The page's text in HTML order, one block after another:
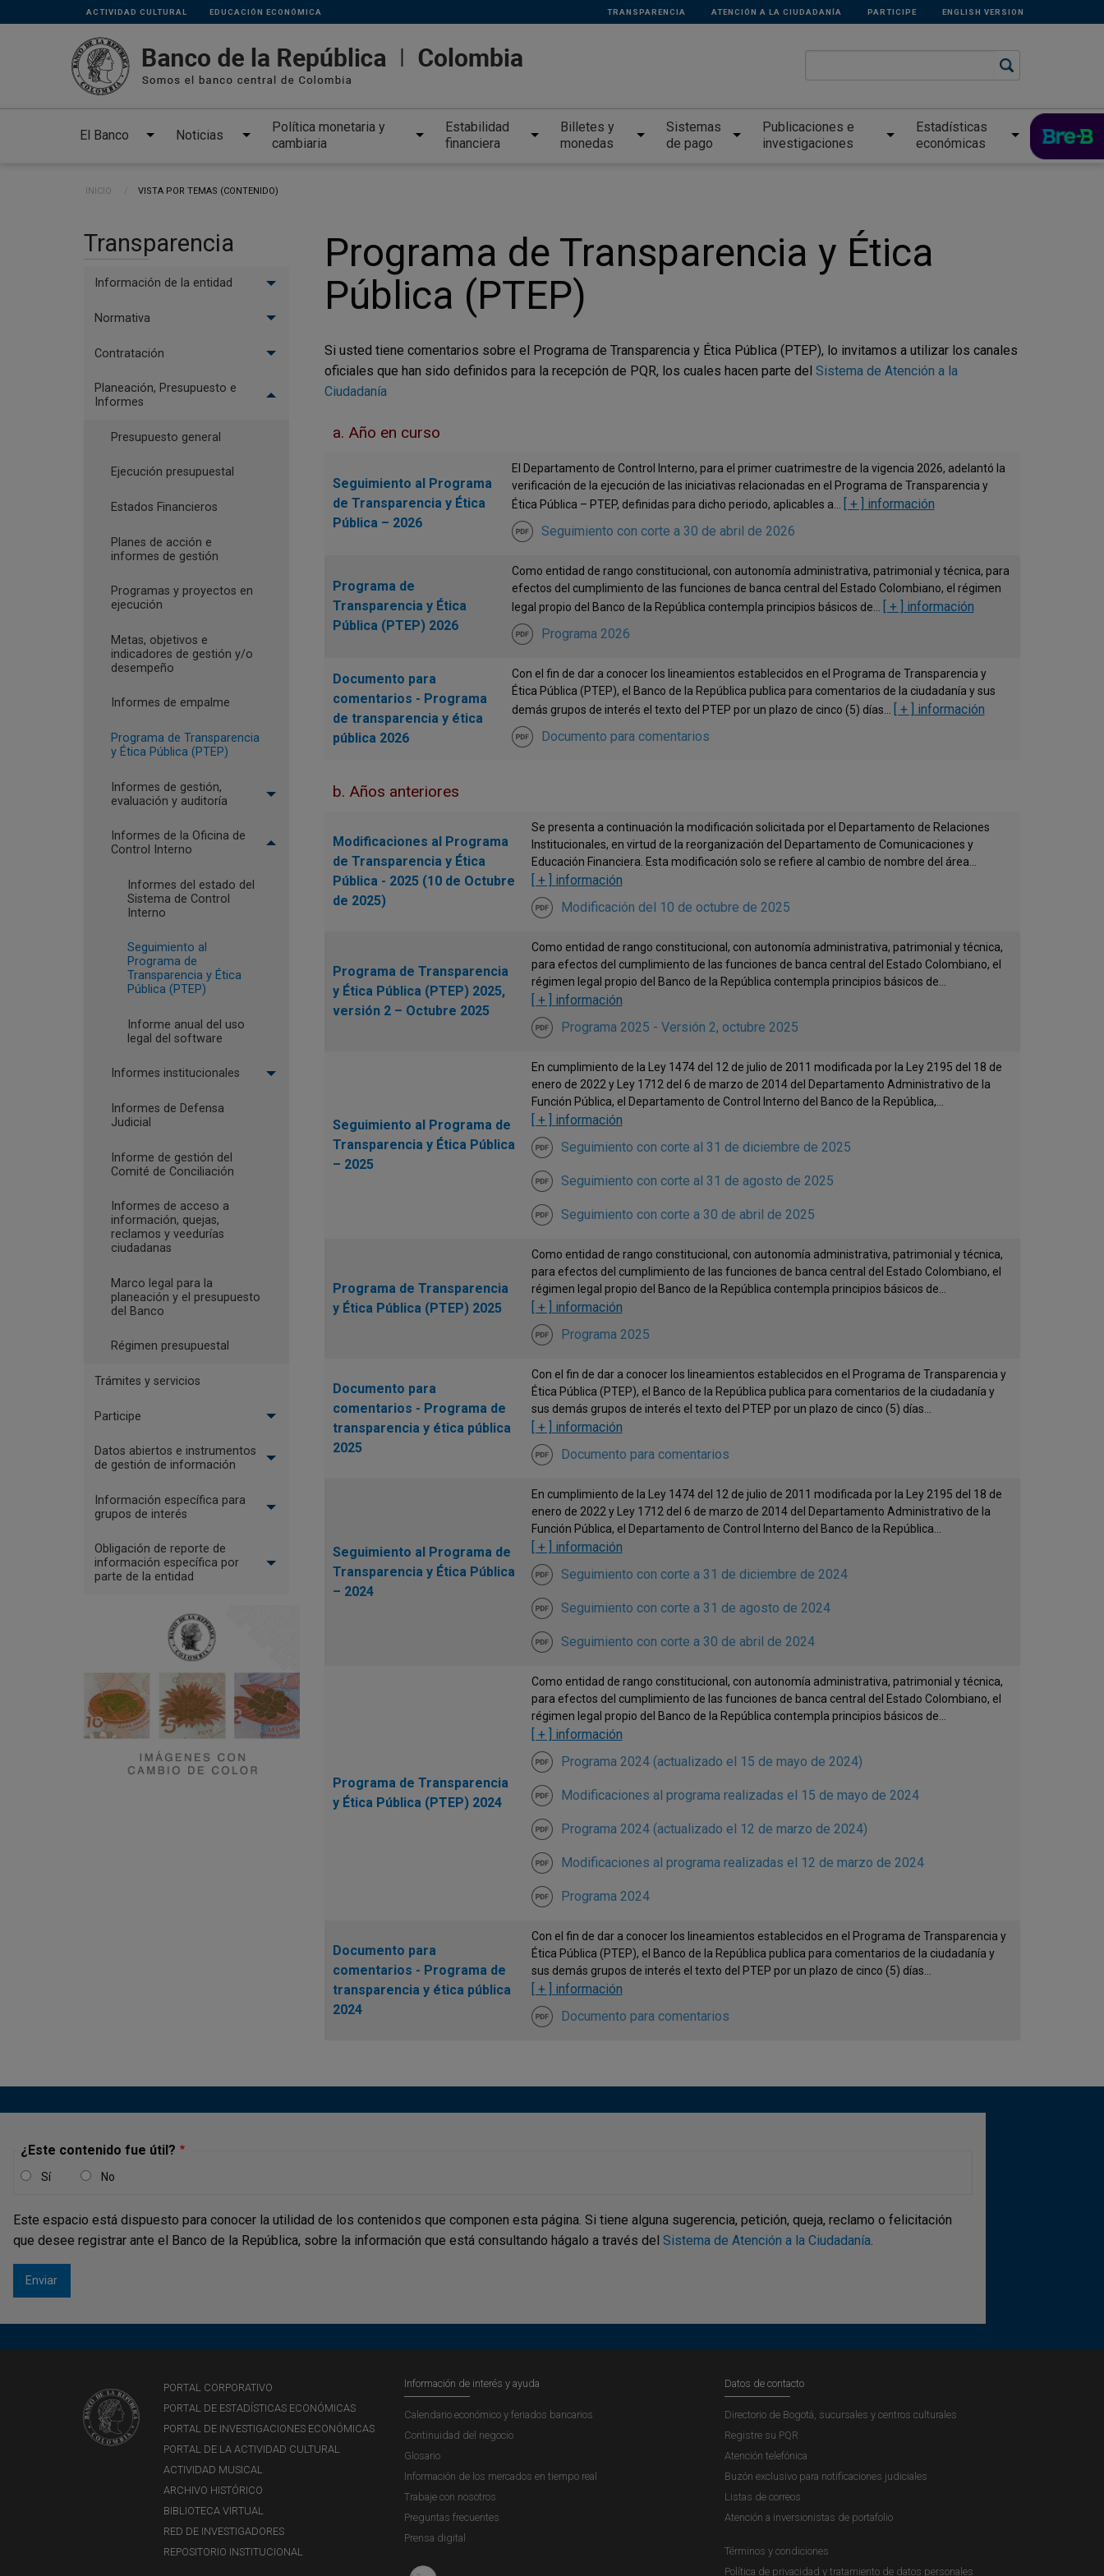
Pasar al contenido principal
Links
secundarios
ACTIVIDAD CULTURAL EDUCACIÓN ECONÓMICA TRANSPARENCIA ATENCIÓN A LA CIUDADANÍA PARTICIPE ENGLISH VERSION
El Banco Noticias
Política monetaria y
cambiaria
Estabilidad
financiera
Billetes y
monedas
Sistemas
de pago
Publicaciones e
investigaciones
Estadísticas
económicas
Ruta de navegación
INICIO CURRENT:
VISTA POR TEMAS (CONTENIDO)
Programa de Transparencia y Ética
Pública (PTEP)
Si usted tiene comentarios sobre el Programa de Transparencia y Ética Pública (PTEP), lo invitamos a utilizar los canales
oficiales que han sido definidos para la recepción de PQR, los cuales hacen parte del Sistema de Atención a la
Ciudadanía
a. Año en curso
Seguimiento al Programa
de Transparencia y Ética
Pública – 2026
El Departamento de Control Interno, para el primer cuatrimestre de la vigencia 2026, adelantó la
verificación de la ejecución de las iniciativas relacionadas en el Programa de Transparencia y
Ética Pública – PTEP, definidas para dicho periodo, aplicables a...
[ + ] información
Seguimiento con corte a 30 de abril de 2026
Programa de
Transparencia y Ética
Pública (PTEP) 2026
Como entidad de rango constitucional, con autonomía administrativa, patrimonial y técnica, para
efectos del cumplimiento de las funciones de banca central del Estado Colombiano, el régimen
legal propio del Banco de la República contempla principios básicos de...
[ + ] información
Programa 2026
Documento para
comentarios - Programa
de transparencia y ética
pública 2026
Con el fin de dar a conocer los lineamientos establecidos en el Programa de Transparencia y
Ética Pública (PTEP), el Banco de la República publica para comentarios de la ciudadanía y sus
demás grupos de interés el texto del PTEP por un plazo de cinco (5) días...
[ + ] información
Documento para comentarios
b. Años anteriores
Modificaciones al Programa
de Transparencia y Ética
Pública - 2025 (10 de Octubre
de 2025)
Se presenta a continuación la modificación solicitada por el Departamento de Relaciones
Institucionales, en virtud de la reorganización del Departamento de Comunicaciones y
Educación Financiera. Esta modificación solo se refiere al cambio de nombre del área...
[ + ] información
Modificación del 10 de octubre de 2025
Programa de Transparencia
y Ética Pública (PTEP) 2025,
versión 2 – Octubre 2025
Como entidad de rango constitucional, con autonomía administrativa, patrimonial y técnica,
para efectos del cumplimiento de las funciones de banca central del Estado Colombiano, el
régimen legal propio del Banco de la República contempla principios básicos de...
[ + ] información
Programa 2025 - Versión 2, octubre 2025
Seguimiento al Programa de
Transparencia y Ética Pública
– 2025
En cumplimiento de la Ley 1474 del 12 de julio de 2011 modificada por la Ley 2195 del 18 de
enero de 2022 y Ley 1712 del 6 de marzo de 2014 del Departamento Administrativo de la
Función Pública, el Departamento de Control Interno del Banco de la República,...
[ + ] información
Seguimiento con corte al 31 de diciembre de 2025
Seguimiento con corte al 31 de agosto de 2025
Seguimiento con corte a 30 de abril de 2025
Programa de Transparencia
y Ética Pública (PTEP) 2025
Como entidad de rango constitucional, con autonomía administrativa, patrimonial y técnica,
para efectos del cumplimiento de las funciones de banca central del Estado Colombiano, el
régimen legal propio del Banco de la República contempla principios básicos de...
[ + ] información
Programa 2025
Documento para
comentarios - Programa de
transparencia y ética pública
2025
Con el fin de dar a conocer los lineamientos establecidos en el Programa de Transparencia y
Ética Pública (PTEP), el Banco de la República publica para comentarios de la ciudadanía y
sus demás grupos de interés el texto del PTEP por un plazo de cinco (5) días...
[ + ] información
Documento para comentarios
Seguimiento al Programa de
Transparencia y Ética Pública
– 2024
En cumplimiento de la Ley 1474 del 12 de julio de 2011 modificada por la Ley 2195 del 18 de
enero de 2022 y Ley 1712 del 6 de marzo de 2014 del Departamento Administrativo de la
Función Pública, el Departamento de Control Interno del Banco de la República...
[ + ] información
Seguimiento con corte a 31 de diciembre de 2024
Seguimiento con corte a 31 de agosto de 2024
Seguimiento con corte a 30 de abril de 2024
Programa de Transparencia
y Ética Pública (PTEP) 2024
Como entidad de rango constitucional, con autonomía administrativa, patrimonial y técnica,
para efectos del cumplimiento de las funciones de banca central del Estado Colombiano, el
régimen legal propio del Banco de la República contempla principios básicos de...
[ + ] información
Programa 2024 (actualizado el 15 de mayo de 2024)
Modificaciones al programa realizadas el 15 de mayo de 2024
Programa 2024 (actualizado el 12 de marzo de 2024)
Modificaciones al programa realizadas el 12 de marzo de 2024
Programa 2024
Documento para
comentarios - Programa de
transparencia y ética pública
2024
Con el fin de dar a conocer los lineamientos establecidos en el Programa de Transparencia y
Ética Pública (PTEP), el Banco de la República publica para comentarios de la ciudadanía y
sus demás grupos de interés el texto del PTEP por un plazo de cinco (5) días...
[ + ] información
Documento para comentarios
Transparencia
Información de la entidad
Normativa
Contratación
Planeación, Presupuesto e
Informes
Presupuesto general
Ejecución presupuestal
Estados Financieros
Planes de acción e
informes de gestión
Programas y proyectos en
ejecución
Metas, objetivos e
indicadores de gestión y/o
desempeño
Informes de empalme
Programa de Transparencia
y Ética Pública (PTEP)
Informes de gestión,
evaluación y auditoría
Informes de la Oficina de
Control Interno
Informes del estado del
Sistema de Control
Interno
Seguimiento al
Programa de
Transparencia y Ética
Pública (PTEP)
Informe anual del uso
legal del software
Informes institucionales
Informes de Defensa
Judicial
Informe de gestión del
Comité de Conciliación
Informes de acceso a
información, quejas,
reclamos y veedurías
ciudadanas
Marco legal para la
planeación y el presupuesto
del Banco
Régimen presupuestal
Trámites y servicios
Participe
Datos abiertos e instrumentos
de gestión de información
Información específica para
grupos de interés
Obligación de reporte de
información específica por
parte de la entidad
¿Este contenido fue útil?
Sí No
Este espacio está dispuesto para conocer la utilidad de los contenidos que componen esta página. Si tiene alguna sugerencia, petición, queja, reclamo o felicitación
que desee registrar ante el Banco de la República, sobre la información que está consultando hágalo a través del Sistema de Atención a la Ciudadanía.
PORTAL CORPORATIVO
PORTAL DE ESTADÍSTICAS ECONÓMICAS
PORTAL DE INVESTIGACIONES ECONÓMICAS
PORTAL DE LA ACTIVIDAD CULTURAL
ACTIVIDAD MUSICAL
ARCHIVO HISTÓRICO
BIBLIOTECA VIRTUAL
RED DE INVESTIGADORES
REPOSITORIO INSTITUCIONAL
Información de interés y ayuda
Calendario económico y feriados bancarios
Continuidad del negocio
Glosario
Información de los mercados en tiempo real
Trabaje con nosotros
Preguntas frecuentes
Prensa digital
Datos de contacto
Directorio de Bogotá, sucursales y centros culturales
Registre su PQR
Atención telefónica
Buzón exclusivo para notificaciones judiciales
Listas de correos
Atención a inversionistas de portafolio
Términos y condiciones
Política de privacidad y tratamiento de datos personales